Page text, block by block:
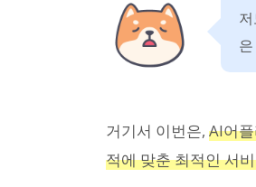
거기서 이번은, AI어
적에 맞춘 최적인 서